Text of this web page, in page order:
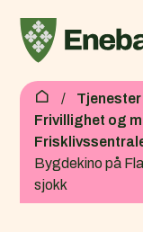
Du er her:Tjenester
Frivillighet og
Bygdekino på
sjokk